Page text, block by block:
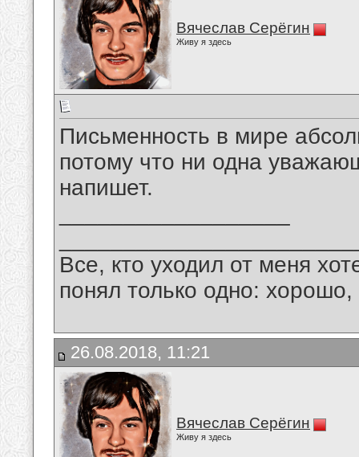
Вячеслав Серёгин
Живу я здесь
Письменность в мире
потому что ни одна
напишет.
Все, кто уходил от меня
понял только одно:
26.08.2018, 11:21
Вячеслав Серёгин
Живу я здесь